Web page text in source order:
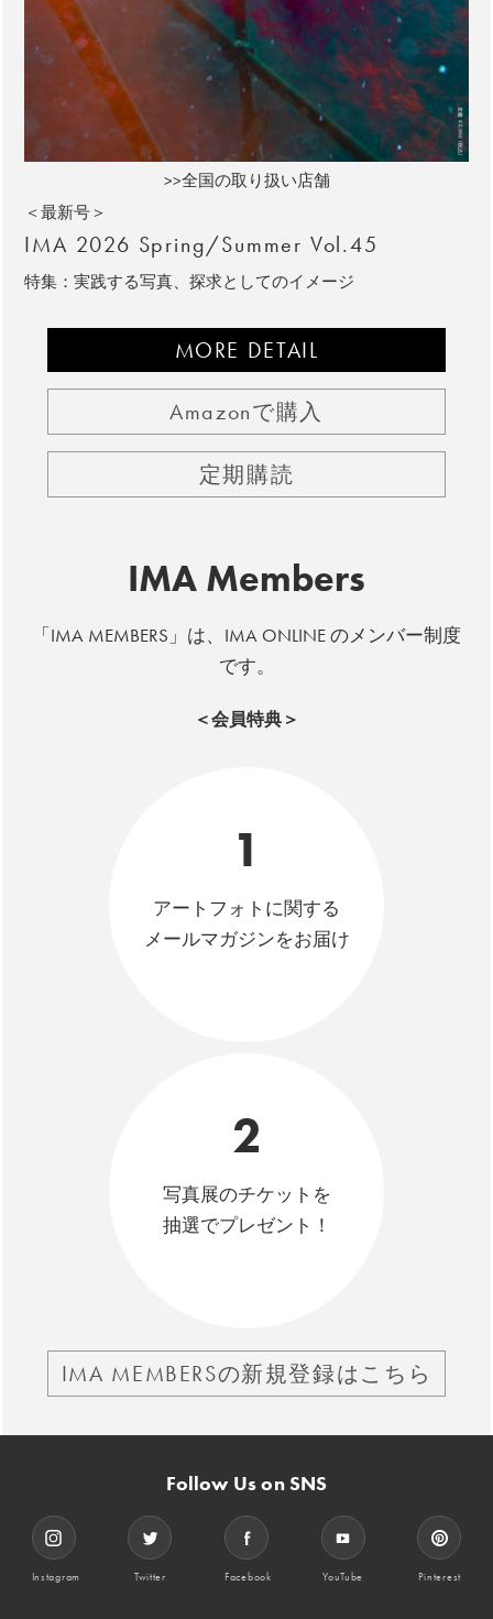
>>全国の取り扱い店舗
＜最新号＞
IMA 2026 Spring/Summer Vol.45
特集：実践する写真、探求としてのイメージ
MORE DETAIL
Amazonで購入
定期購読
IMA Members
「IMA MEMBERS」は、IMA ONLINE のメンバー制度
です。
＜会員特典＞
1
アートフォトに関する
メールマガジンをお届け
2
写真展のチケットを
抽選でプレゼント！
IMA MEMBERSの新規登録はこちら
Follow Us on SNS
Instagram Twitter Facebook YouTube Pinterest